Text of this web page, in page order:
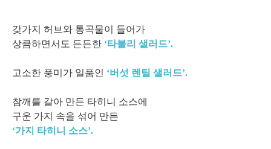
갖가지 허브와 통곡물이 들어가
상큼하면서도 든든한 ‘타불리 샐러드’.
고소한 풍미가 일품인 ‘버섯 렌틸 샐러드’.
참깨를 갈아 만든 타히니 소스에
구운 가지 속을 섞어 만든
‘가지 타히니 소스’.